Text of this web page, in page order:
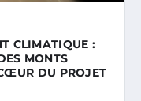
CLIMATIQUE :
MONTS
DU PROJET